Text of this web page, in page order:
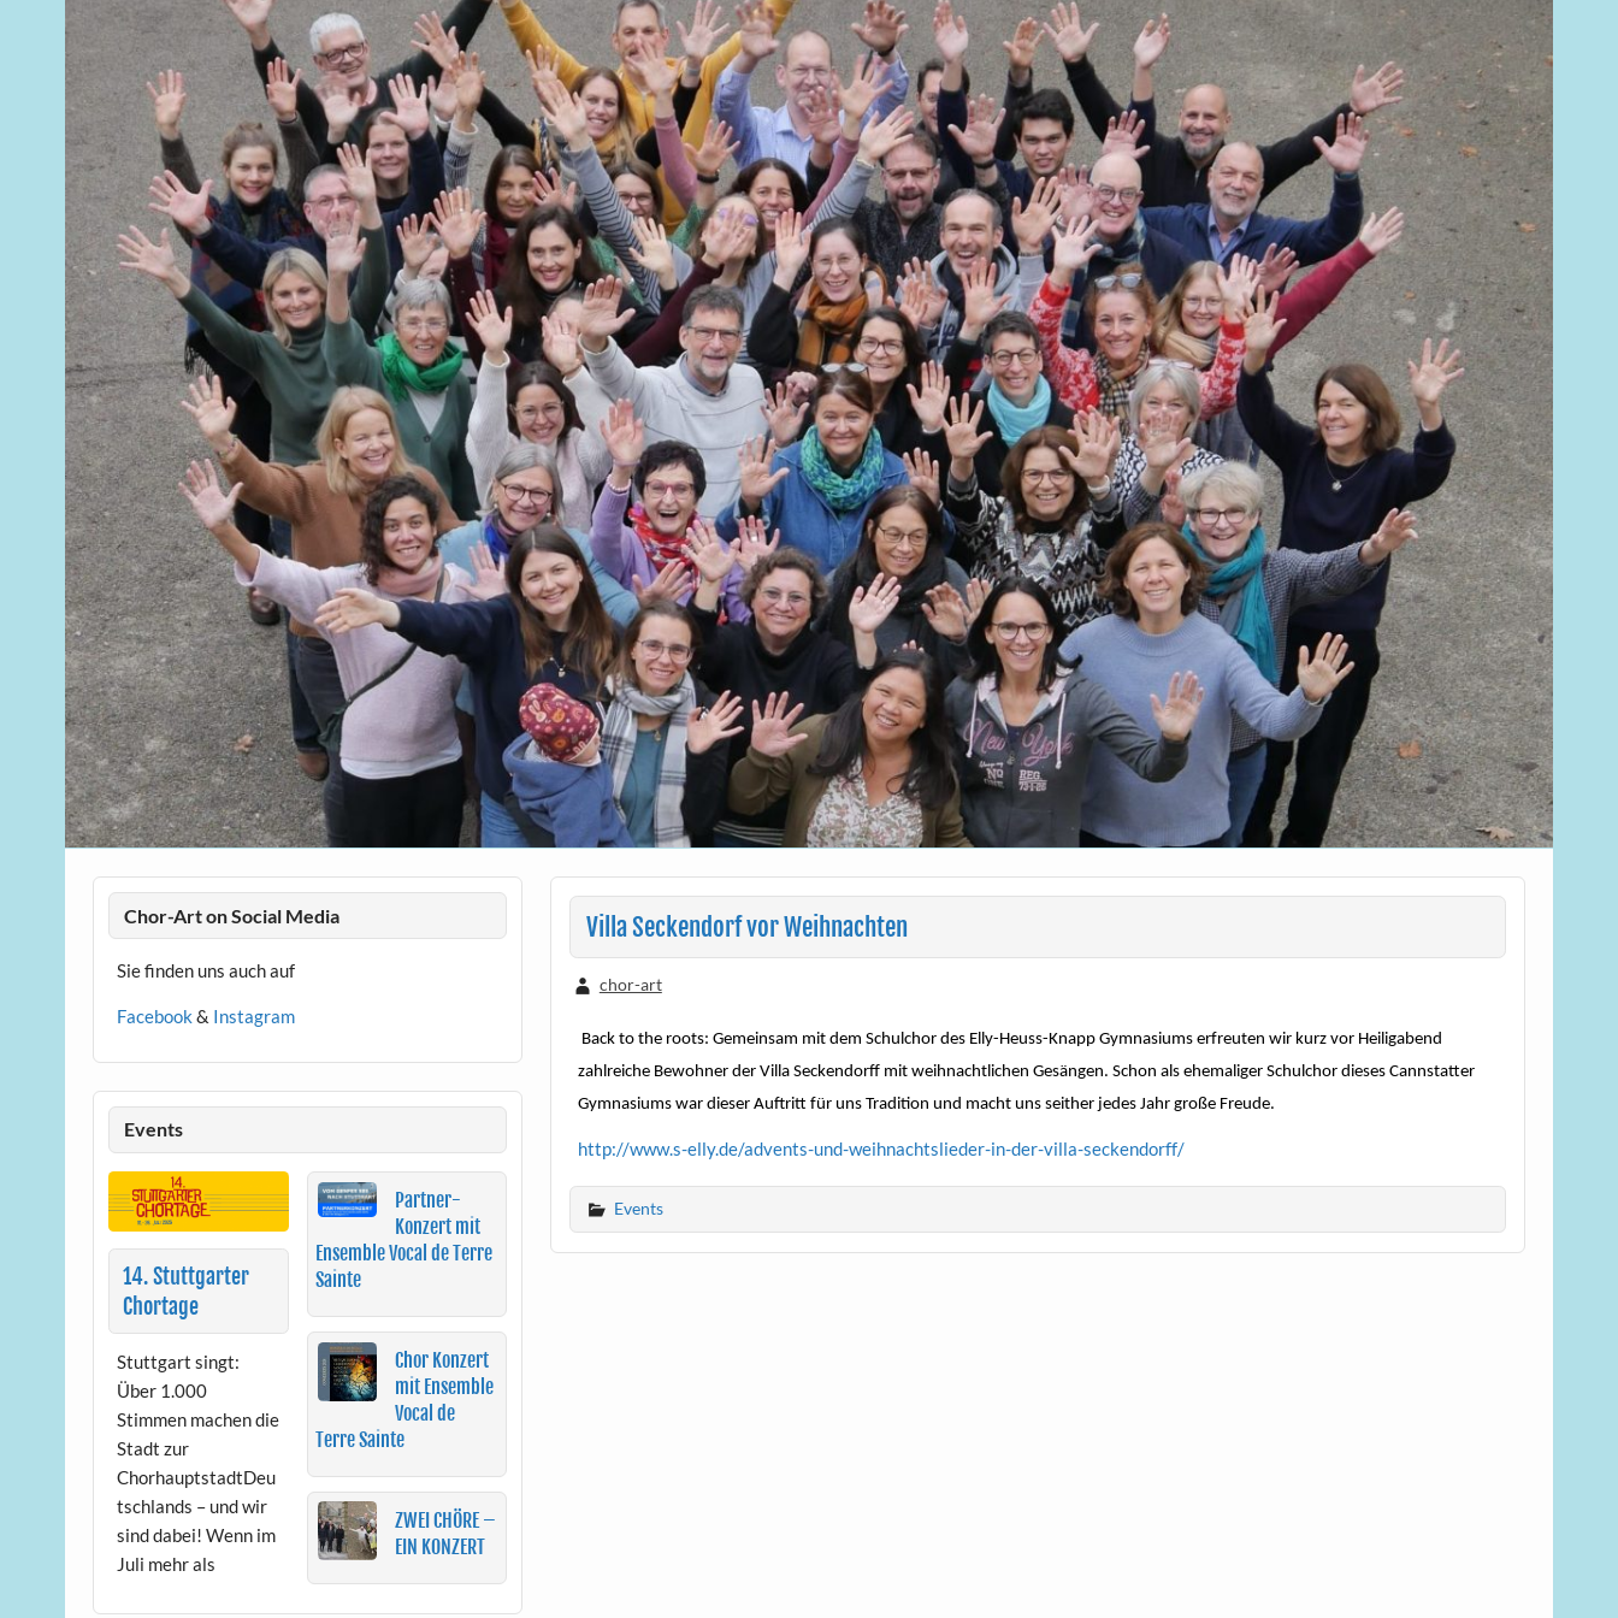
Villa Seckendorf vor Weihnachten
chor-art
Back to the roots: Gemeinsam mit dem Schulchor des Elly-Heuss-Knapp Gymnasiums erfreuten wir kurz vor Heiligabend
zahlreiche Bewohner der Villa Seckendorff mit weihnachtlichen Gesängen. Schon als ehemaliger Schulchor dieses Cannstatter
Gymnasiums war dieser Auftritt für uns Tradition und macht uns seither jedes Jahr große Freude.
http://www.s-elly.de/advents-und-weihnachtslieder-in-der-villa-seckendorff/
Events
Chor-Art on Social Media
Sie finden uns auch auf
Facebook& Instagram
Events
14. Stuttgarter
Chortage
Stuttgart singt:
Über 1.000
Stimmen machen die
Stadt zur
ChorhauptstadtDeu
tschlands – und wir
sind dabei! Wenn im
Juli mehr als
Partner-
Konzert mit
Ensemble Vocal de Terre
Sainte
Chor Konzert
mit Ensemble
Vocal de
Terre Sainte
ZWEI CHÖRE –
EIN KONZERT